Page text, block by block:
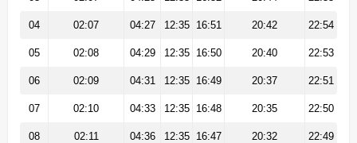
04 02:07 04:27 12:35 16:51 20:42 22:54
05 02:08 04:29 12:35 16:50 20:40 22:53
06 02:09 04:31 12:35 16:49 20:37 22:51
07 02:10 04:33 12:35 16:48 20:35 22:50
08 02:11 04:36 12:35 16:47 20:32 22:49